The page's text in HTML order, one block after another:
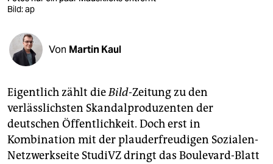
veranstaltungen
shop
fragen & hilfe
abo
genossenschaft
epaper login
Bild: ap
Von Martin Kaul
Eigentlich zählt dieBild-Zeitung zu den
verlässlichsten Skandalproduzenten der
deutschen Öffentlichkeit. Doch erst in
Kombination mit der plauderfreudigen Sozialen-
Netzwerkseite StudiVZ dringt das Boulevard-Blatt